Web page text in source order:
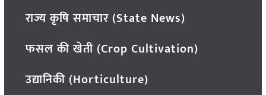
राज्य कृषि समाचार (State News)
फसल की खेती (Crop Cultivation)
उद्यानिकी (Horticulture)